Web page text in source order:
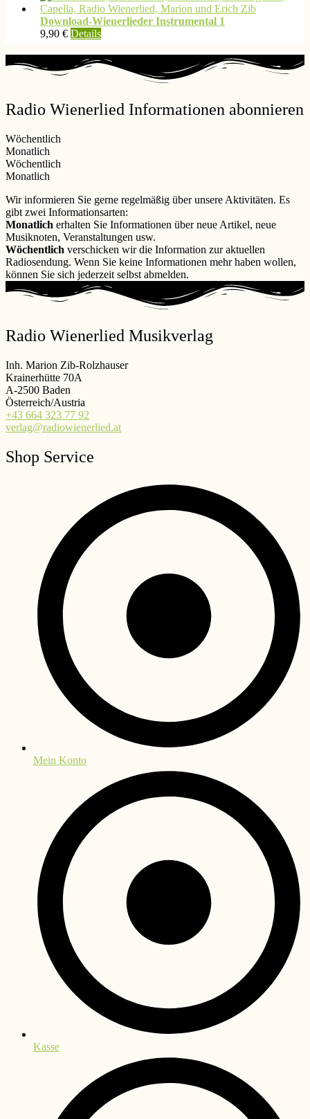
Download-Wienerlieder Instrumental 1
9,90 € Details
Radio Wienerlied Informationen abonnieren
Wöchentlich
Monatlich
Wöchentlich
Monatlich
Wir informieren Sie gerne regelmäßig über unsere Aktivitäten. Es
gibt zwei Informationsarten:
Monatlich erhalten Sie Informationen über neue Artikel, neue
Musiknoten, Veranstaltungen usw.
Wöchentlich verschicken wir die Information zur aktuellen
Radiosendung. Wenn Sie keine Informationen mehr haben wollen,
können Sie sich jederzeit selbst abmelden.
Radio Wienerlied Musikverlag
Inh. Marion Zib-Rolzhauser
Krainerhütte 70A
A-2500 Baden
Österreich/Austria
+43 664 323 77 92
verlag@radiowienerlied.at
Shop Service
Mein Konto
Kasse